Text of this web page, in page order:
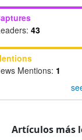
43
Mentions: 1
Artículos más